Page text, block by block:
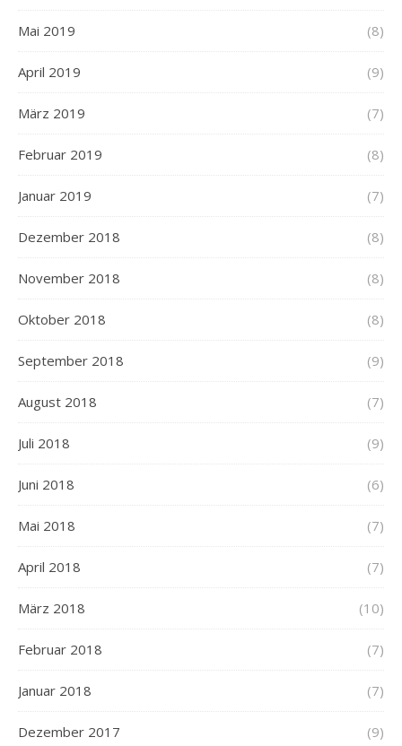
Mai 2019 (8)
April 2019 (9)
März 2019 (7)
Februar 2019 (8)
Januar 2019 (7)
Dezember 2018 (8)
November 2018 (8)
Oktober 2018 (8)
September 2018 (9)
August 2018 (7)
Juli 2018 (9)
Juni 2018 (6)
Mai 2018 (7)
April 2018 (7)
März 2018 (10)
Februar 2018 (7)
Januar 2018 (7)
Dezember 2017 (9)